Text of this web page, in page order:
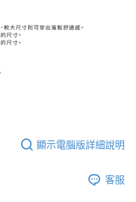
顯示電腦版詳細說明
客服